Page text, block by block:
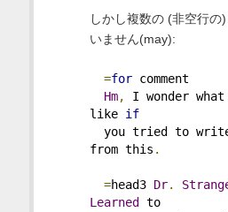
しかし複数の (非空行の
いません(may):
=for comment
Hm,
I wonder
like if
you tried to write
from this .
=head3 Dr.
Learned
to